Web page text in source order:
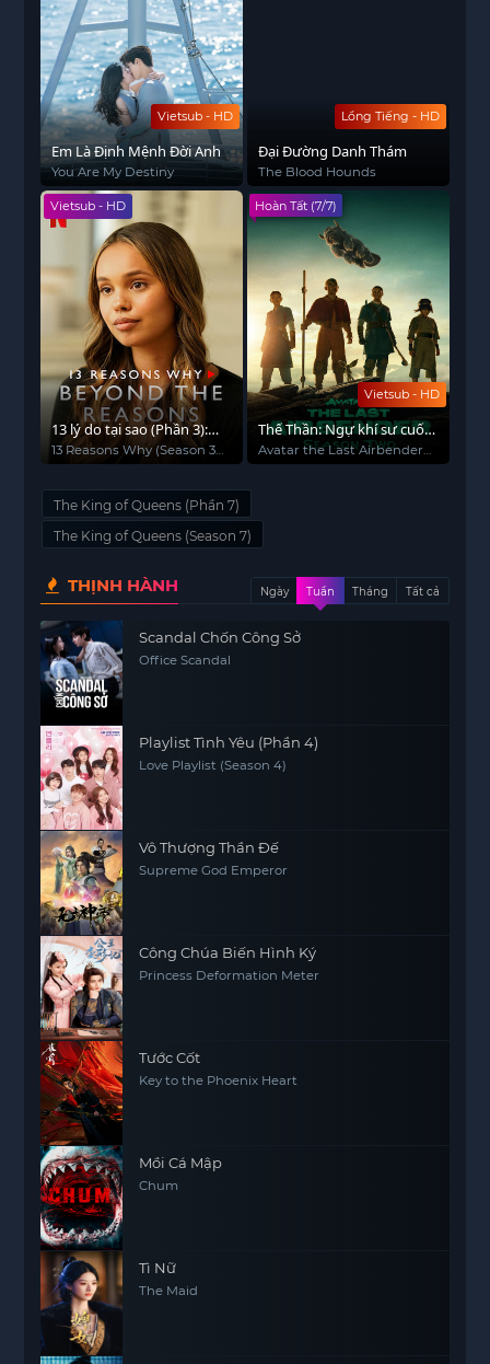
Vietsub - HD
Em Là Định Mệnh Đời Anh
You Are My Destiny
Lồng Tiếng - HD
Đại Đường Danh Thám
The Blood Hounds
Vietsub - HD
13 lý do tại sao (Phần 3):
Chuyện bên lề
13 Reasons Why (Season 3):
Vietsub - HD
Hoàn Tất (7/7)
Thế Thần: Ngự khí sư cuối
cùng (Phần 2)
Avatar the Last Airbender
The King of Queens (Phần 7)
The King of Queens (Season 7)
THỊNH HÀNH Ngày Tuần Tháng Tất cả
Scandal Chốn Công Sở
Office Scandal
Playlist Tình Yêu (Phần 4)
Love Playlist (Season 4)
Vô Thượng Thần Đế
Supreme God Emperor
Công Chúa Biến Hình Ký
Princess Deformation Meter
Tước Cốt
Key to the Phoenix Heart
Mồi Cá Mập
Chum
Tì Nữ
The Maid